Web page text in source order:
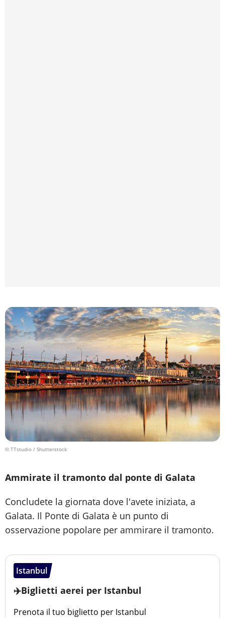
© TTstudio / Shutterstock
Ammirate il tramonto dal ponte di Galata
Concludete la giornata dove l'avete iniziata, a
Galata. Il Ponte di Galata è un punto di
osservazione popolare per ammirare il tramonto.
Istanbul
✈️Biglietti aerei per Istanbul
Prenota il tuo biglietto per Istanbul